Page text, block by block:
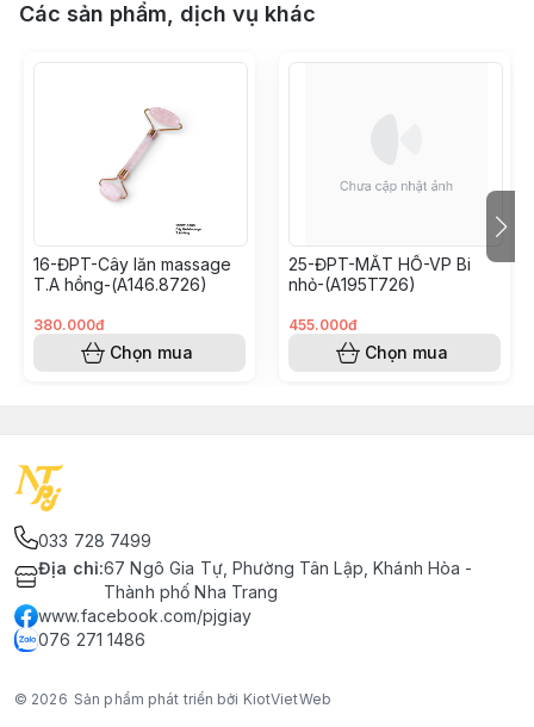
Các sản phẩm, dịch vụ khác
16-ĐPT-Cây lăn massage
T.A hồng-(A146.8726)
380.000đ
Chọn mua
25-ĐPT-MẮT HỔ-VP Bi
nhỏ-(A195T726)
455.000đ
Chọn mua
033 728 7499
Địa chỉ:67 Ngô Gia Tự, Phường Tân Lập, Khánh Hòa -
Thành phố Nha Trang
www.facebook.com/pjgiay
076 271 1486
© 2026 Sản phẩm phát triển bởi KiotVietWeb